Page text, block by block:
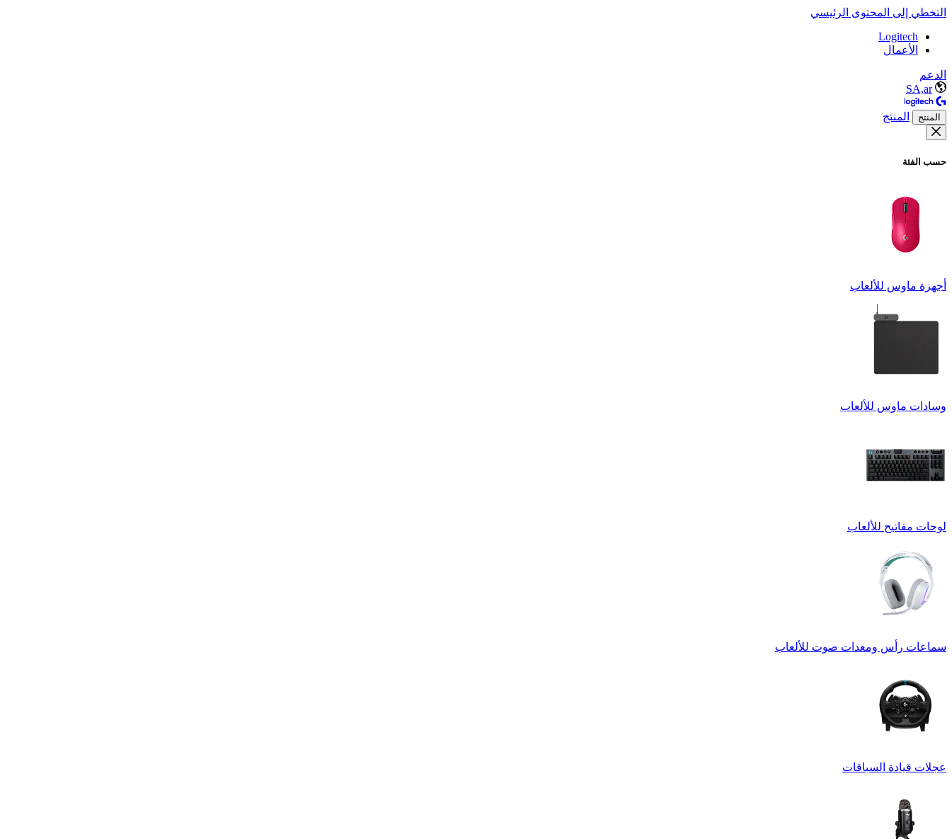
التخطي إلى المحتوى الرئيسي
Logitech
الأعمال
الدعم
SA,ar
المنتج المنتج
حسب الفئة
أجهزة ماوس للألعاب
وسادات ماوس للألعاب
لوحات مفاتيح للألعاب
سماعات رأس ومعدات صوت للألعاب
عجلات قيادة السباقات